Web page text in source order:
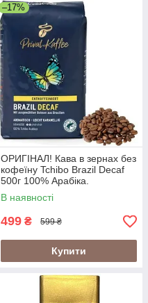
–17%
ОРИГІНАЛ! Кава в зернах без
кофеїну Tchibo Brazil Decaf
500г 100% Арабіка.
Німеччина
В наявності
499 ₴ 599 ₴
Купити